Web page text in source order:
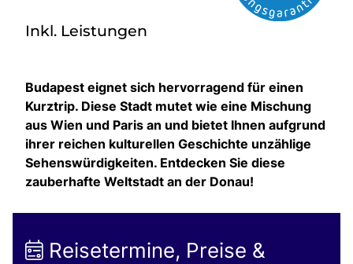
Inkl. Leistungen
Budapest eignet sich hervorragend für einen
Kurztrip. Diese Stadt mutet wie eine Mischung
aus Wien und Paris an und bietet Ihnen aufgrund
ihrer reichen kulturellen Geschichte unzählige
Sehenswürdigkeiten. Entdecken Sie diese
zauberhafte Weltstadt an der Donau!
Reisetermine, Preise &